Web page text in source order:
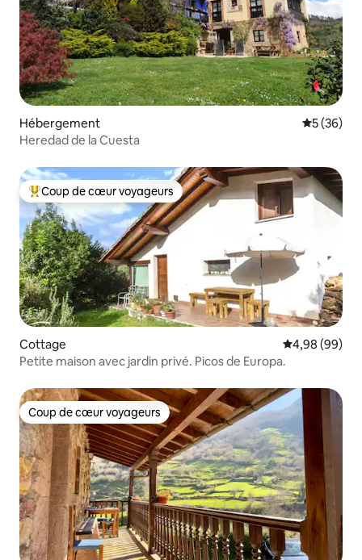
Hébergement
5 (36)
Heredad de la Cuesta
Coups de cœur voyageurs les plus appréciés
Coup de cœur voyageurs
Cottage Évaluation
4,98 (99)
Petite maison avec jardin privé. Picos de Europa.
Coup de cœur voyageurs
Coup de cœur voyageurs